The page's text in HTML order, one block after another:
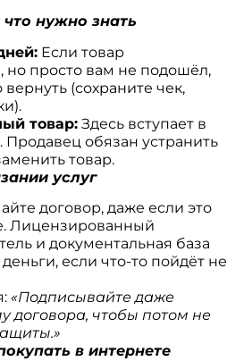
нужно знать
Если товар
но просто вам не подошёл,
(сохраните чек,
товар: Здесь вступает в
Продавец обязан устранить
товар.
услуг
договор, даже если это
Лицензированный
и документальная база
если что-то пойдёт не
«Подписывайте даже
договора, чтобы потом не
в интернете